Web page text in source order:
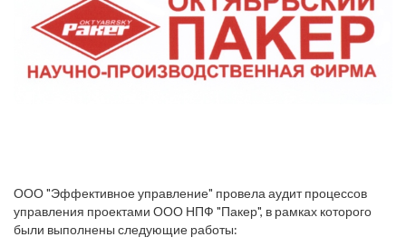
ООО "Эффективное управление" провела аудит процессов
управления проектами ООО НПФ "Пакер", в рамках которого
были выполнены следующие работы: